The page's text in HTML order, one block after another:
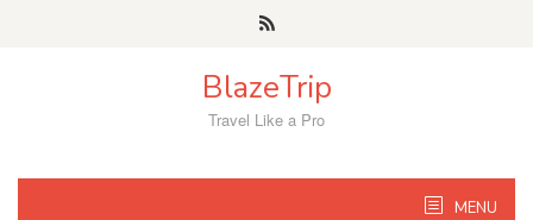
BlazeTrip
Travel Like a Pro
MENU